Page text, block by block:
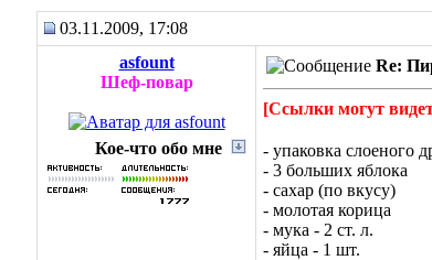
03.11.2009, 17:08
asfount
Шеф-повар
Кое-что обо мне
Re:
[Ссылки могут
- упаковка слоеного
- 3 больших яблока
- сахар (по вкусу)
- молотая корица
- мука - 2 ст. л.
- яйца - 1 шт.